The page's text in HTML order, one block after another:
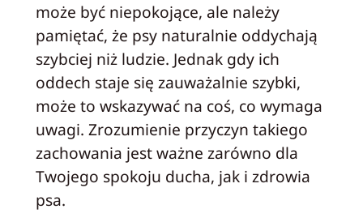
może być niepokojące, ale należy
pamiętać, że psy naturalnie oddychają
szybciej niż ludzie. Jednak gdy ich
oddech staje się zauważalnie szybki,
może to wskazywać na coś, co wymaga
uwagi. Zrozumienie przyczyn takiego
zachowania jest ważne zarówno dla
Twojego spokoju ducha, jak i zdrowia
psa.